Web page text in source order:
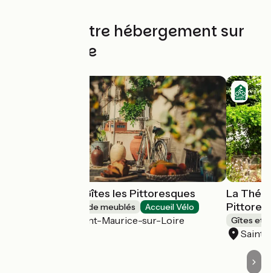
Trouvez votre hébergement sur
cette étape
La Thébaïde - Gîtes les Pittoresques
Gîtes et locations de meublés Accueil Vélo
Saint-Jean-Saint-Maurice-sur-Loire
La
Gîtes et
Saint-